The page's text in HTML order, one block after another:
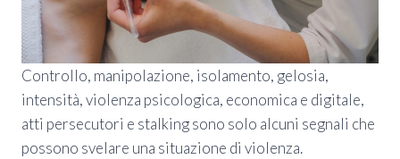
Controllo, manipolazione, isolamento, gelosia,
intensità, violenza psicologica, economica e digitale,
atti persecutori e stalking sono solo alcuni segnali che
possono svelare una situazione di violenza.